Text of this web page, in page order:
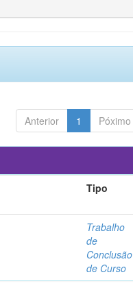
Anterior 1 Póximo
Tipo
Trabalho
de
Conclusão
de Curso